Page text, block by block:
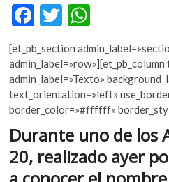
F
e
b
o
o
k
T
itt
er
at
s
A
p
p
[et_pb_section
admin_label=»Texto»
text_orientation=»left»
border_color=»#ffffff»
Durante uno de los
20, realizado ayer